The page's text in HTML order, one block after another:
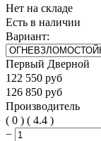
Нет на складе
Есть в наличии
Вариант:
Первый Дверной
122 550 руб
126 850 руб
Производитель
( 0 ) ( 4.4 )
−